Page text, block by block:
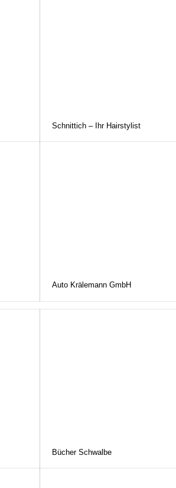
Schnittich – Ihr Hairstylist
Auto Krälemann GmbH
Bücher Schwalbe